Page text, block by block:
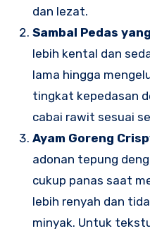
dan lezat.
Sambal Pedas
lebih kental dan
lama hingga
tingkat kepedasan
cabai rawit sesuai
Ayam Goreng
adonan tepung
cukup panas saat
lebih renyah dan
minyak. Untuk